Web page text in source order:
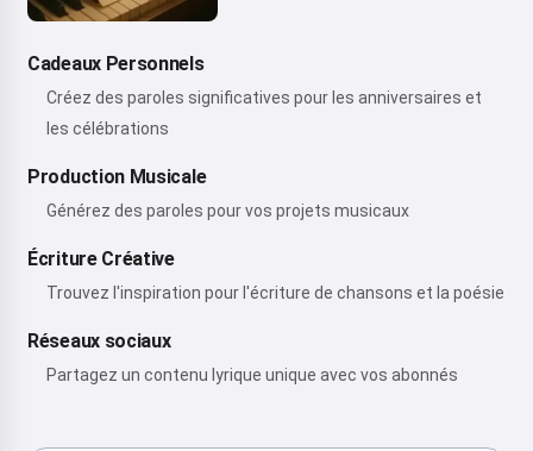
Cadeaux Personnels
Créez des paroles significatives pour les anniversaires et
les célébrations
Production Musicale
Générez des paroles pour vos projets musicaux
Écriture Créative
Trouvez l'inspiration pour l'écriture de chansons et la poésie
Réseaux sociaux
Partagez un contenu lyrique unique avec vos abonnés